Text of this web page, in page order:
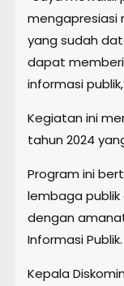
mengapresiasi
yang sudah
dapat
informasi
Kegiatan ini
tahun 2024
Program ini
lembaga publik
dengan
Informasi Publik.
Kepala